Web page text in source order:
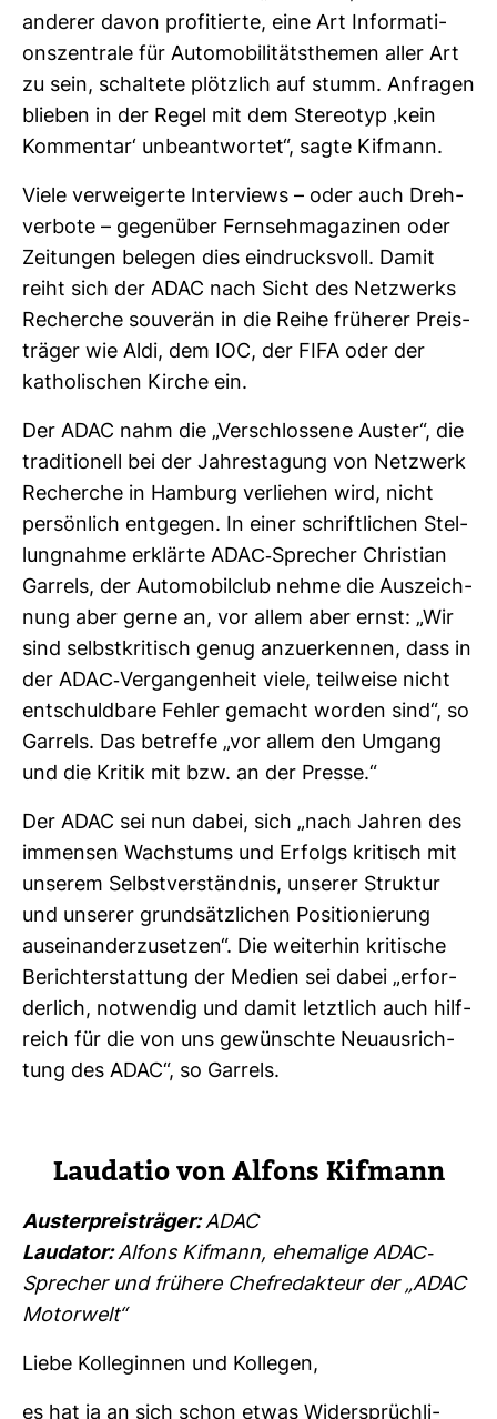
anderer davon pro­fi­tierte, eine Art Infor­ma­ti­
ons­zen­trale für Auto­mo­bi­li­täts­themen aller Art
zu sein, schal­tete plötz­lich auf stumm. Anfragen
blieben in der Regel mit dem Ste­reotyp ‚kein
Kom­mentar‘ unbe­ant­wortet“, sagte Kif­mann.
Viele ver­wei­gerte Inter­views – oder auch Dreh­
ver­bote – gegen­über Fern­seh­ma­ga­zinen oder
Zei­tungen belegen dies ein­drucks­voll. Damit
reiht sich der ADAC nach Sicht des Netz­werks
Recherche sou­verän in die Reihe frü­herer Preis­
träger wie Aldi, dem IOC, der FIFA oder der
katho­li­schen Kirche ein.
Der ADAC nahm die „Ver­schlos­sene Auster“, die
tra­di­tio­nell bei der Jah­res­ta­gung von Netz­werk
Recherche in Ham­burg ver­liehen wird, nicht
per­sön­lich ent­gegen. In einer schrift­li­chen Stel­
lung­nahme erklärte ADAC-​Spre­cher Chris­tian
Gar­rels, der Auto­mo­bil­club nehme die Aus­zeich­
nung aber gerne an, vor allem aber ernst: „Wir
sind selbst­kri­tisch genug anzu­er­kennen, dass in
der ADAC-​Ver­gan­gen­heit viele, teil­weise nicht
ent­schuld­bare Fehler gemacht worden sind“, so
Gar­rels. Das betreffe „vor allem den Umgang
und die Kritik mit bzw. an der Presse.“
Der ADAC sei nun dabei, sich „nach Jahren des
immensen Wachs­tums und Erfolgs kri­tisch mit
unserem Selbst­ver­ständnis, unserer Struktur
und unserer grund­sätz­li­chen Posi­tio­nie­rung
aus­ein­an­der­zu­setzen“. Die wei­terhin kri­ti­sche
Bericht­erstat­tung der Medien sei dabei „erfor­
der­lich, not­wendig und damit letzt­lich auch hilf­
reich für die von uns gewünschte Neu­aus­rich­
tung des ADAC“, so Gar­rels.
Lau­datio von Alfons Kif­mann
Aus­ter­preis­träger:ADAC
Lau­dator:Alfons Kif­mann, ehe­ma­lige ADAC-​
Spre­cher und frü­here Chef­re­dak­teur der „ADAC
Motor­welt“
Liebe Kol­le­ginnen und Kol­legen,
es hat ja an sich schon etwas Wider­sprüch­li­